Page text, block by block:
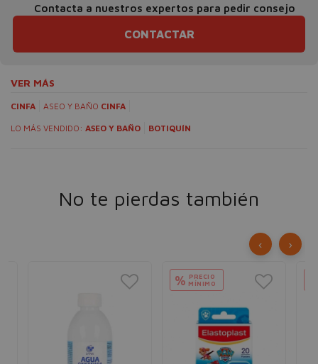
Contacta a nuestros expertos para pedir consejo
CONTACTAR
VER MÁS
CINFA ASEO Y BAÑO CINFA
LO MÁS VENDIDO: ASEO Y BAÑO BOTIQUÍN
No te pierdas también
% PRECIO
MÍNIMO
‹ ›